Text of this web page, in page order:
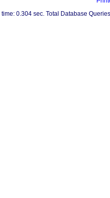
time: 0.304 sec. Total Database